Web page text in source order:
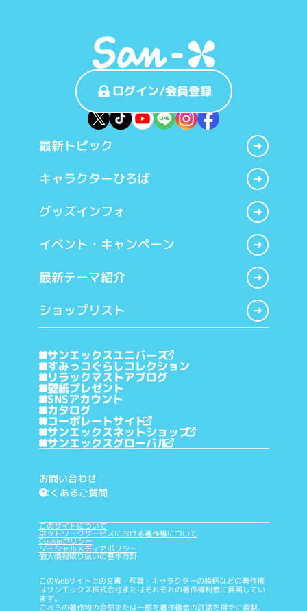
ログイン/会員登録
最新トピック
キャラクターひろば
グッズインフォ
イベント・キャンペーン
最新テーマ紹介
ショップリスト
サンエックスユニバース
すみっコぐらしコレクション
リラックマストアブログ
壁紙プレゼント
SNSアカウント
カタログ
コーポレートサイト
サンエックスネットショップ
サンエックスグローバル
お問い合わせ
?
よくあるご質問
このサイトについて
ネットワークサービスにおける著作権について
Cookieポリシー
ソーシャルメディアポリシー
個人情報取り扱いの基本方針
このWebサイト上の文書・写真・キャラクターの絵柄などの著作権
はサンエックス株式会社またはそれぞれの著作権利者に帰属してい
ます。
これらの著作物の全部または一部を著作権者の許諾を得ずに複製、